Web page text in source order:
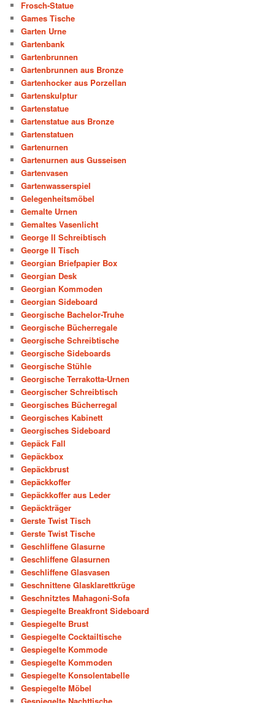
Frosch-Statue
Games Tische
Garten Urne
Gartenbank
Gartenbrunnen
Gartenbrunnen aus Bronze
Gartenhocker aus Porzellan
Gartenskulptur
Gartenstatue
Gartenstatue aus Bronze
Gartenstatuen
Gartenurnen
Gartenurnen aus Gusseisen
Gartenvasen
Gartenwasserspiel
Gelegenheitsmöbel
Gemalte Urnen
Gemaltes Vasenlicht
George II Schreibtisch
George II Tisch
Georgian Briefpapier Box
Georgian Desk
Georgian Kommoden
Georgian Sideboard
Georgische Bachelor-Truhe
Georgische Bücherregale
Georgische Schreibtische
Georgische Sideboards
Georgische Stühle
Georgische Terrakotta-Urnen
Georgischer Schreibtisch
Georgisches Bücherregal
Georgisches Kabinett
Georgisches Sideboard
Gepäck Fall
Gepäckbox
Gepäckbrust
Gepäckkoffer
Gepäckkoffer aus Leder
Gepäckträger
Gerste Twist Tisch
Gerste Twist Tische
Geschliffene Glasurne
Geschliffene Glasurnen
Geschliffene Glasvasen
Geschnittene Glasklarettkrüge
Geschnitztes Mahagoni-Sofa
Gespiegelte Breakfront Sideboard
Gespiegelte Brust
Gespiegelte Cocktailtische
Gespiegelte Kommode
Gespiegelte Kommoden
Gespiegelte Konsolentabelle
Gespiegelte Möbel